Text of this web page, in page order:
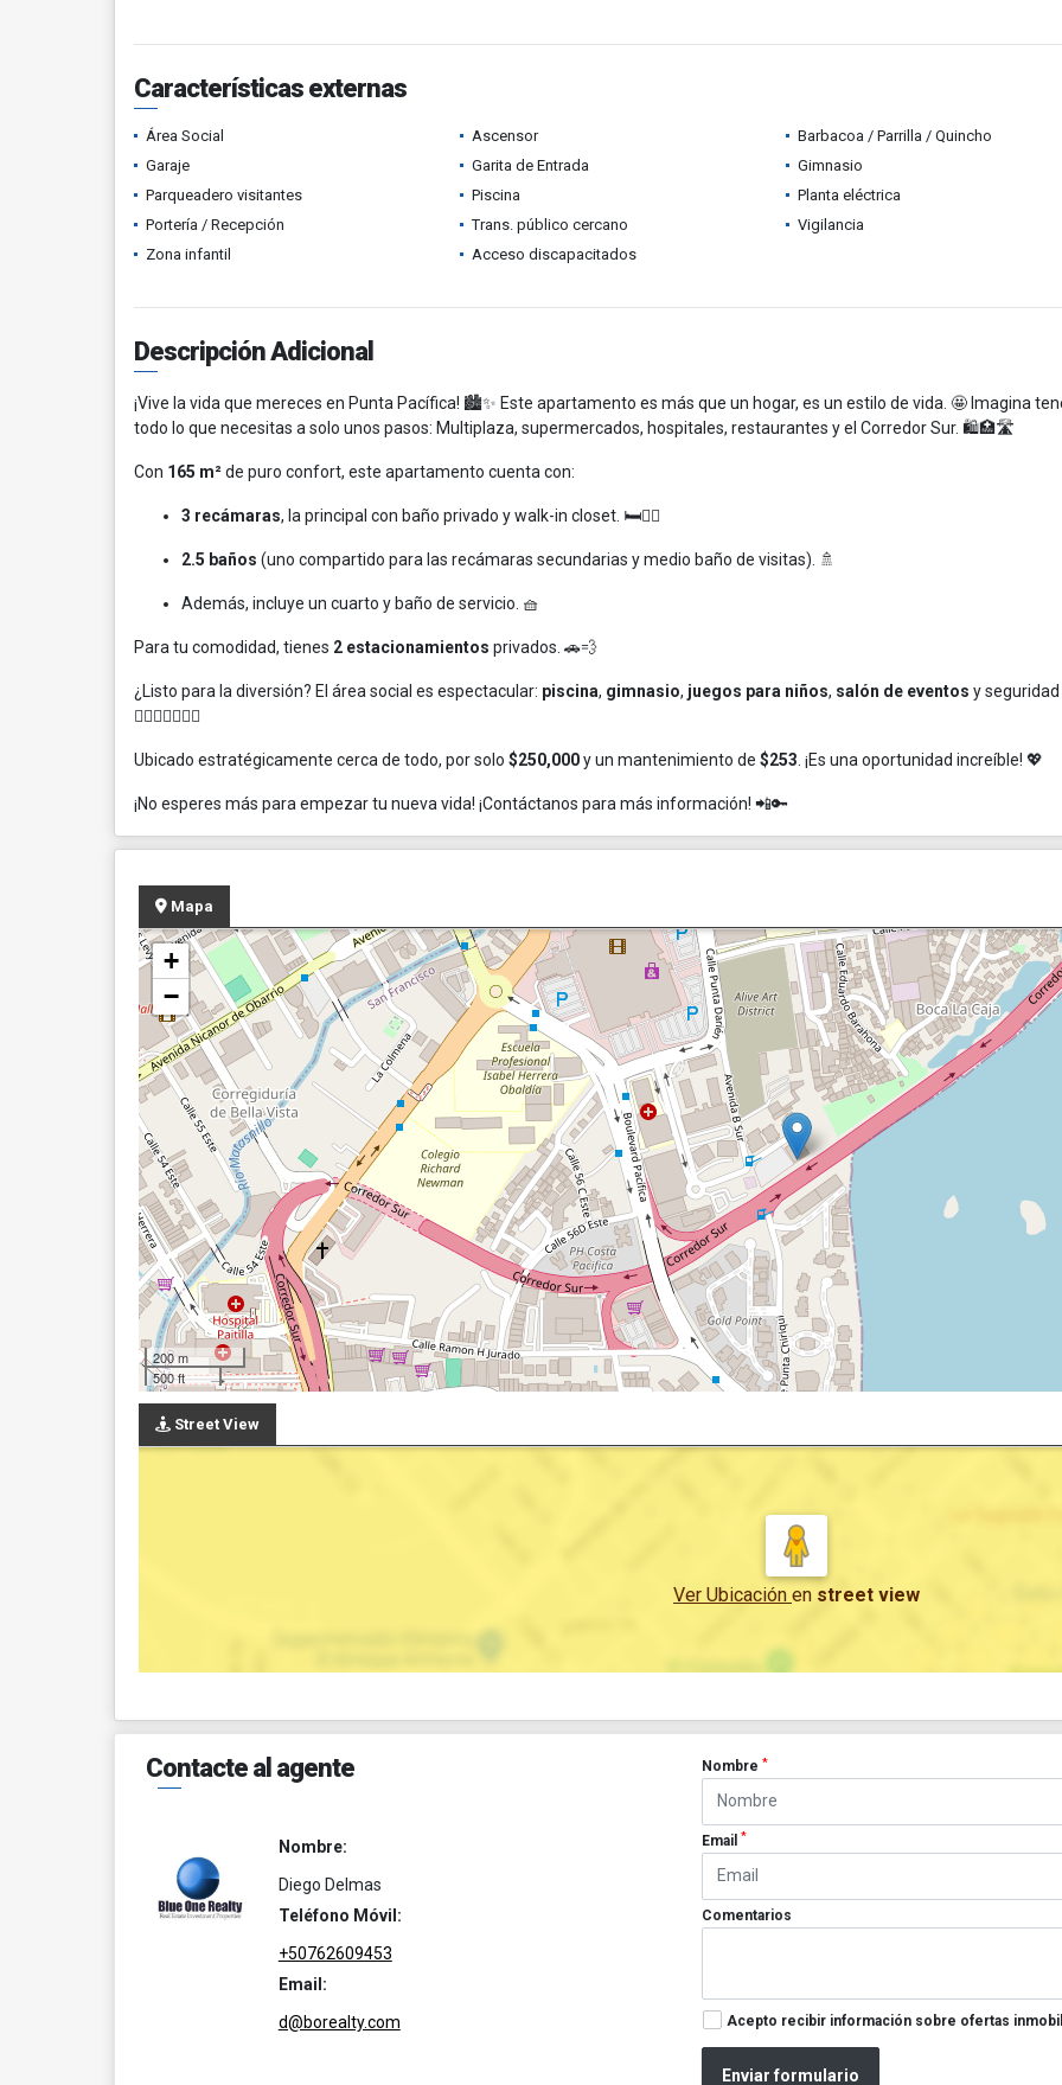
Características externas
Área Social Ascensor
Barbacoa / Parrilla / Quincho
Garaje
Garita de Entrada
Gimnasio
Parqueadero visitantes
Piscina
Planta eléctrica
Portería / Recepción
Trans. público cercano
Vigilancia
Zona infantil
Acceso discapacitados
Descripción Adicional
¡Vive la vida que mereces en Punta Pacífica! 🏙️✨ Este apartamento es más que un hogar, es un estilo de vida. 🤩 Imagina
todo lo que necesitas a solo unos pasos: Multiplaza, supermercados, hospitales, restaurantes y el Corredor Sur. 🛍️🏥🛣️
Con 165 m²de puro confort, este apartamento cuenta con:
3 recámaras, la principal con baño privado y walk-in closet. 🛏️🧖‍♀️
2.5 baños (uno compartido para las recámaras secundarias y medio baño de visitas). 🚿
Además, incluye un cuarto y baño de servicio. 🧺
Para tu comodidad, tienes 2 estacionamientos privados. 🚗💨
¿Listo para la diversión? El área social es espectacular: piscina, gimnasio, juegos para niños, salón de eventos y seguridad
🏊‍♀️🏋️‍♀️🤸‍♂️🎉
Ubicado estratégicamente cerca de todo, por solo $250,000y un mantenimiento de $253 . ¡Es una oportunidad increíble! 💖
¡No esperes más para empezar tu nueva vida! ¡Contáctanos para más información! 📲🔑
Mapa
+
−
200 m
500 ft
Street View
Ver Ubicación en street view
Contacte al agente
Nombre:
Diego Delmas
Teléfono Móvil:
+50762609453
Email:
d@borealty.com
Nombre*
Email*
Comentarios
Acepto recibir información sobre ofertas
Enviar formulario